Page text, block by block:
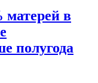
матерей в
полугода